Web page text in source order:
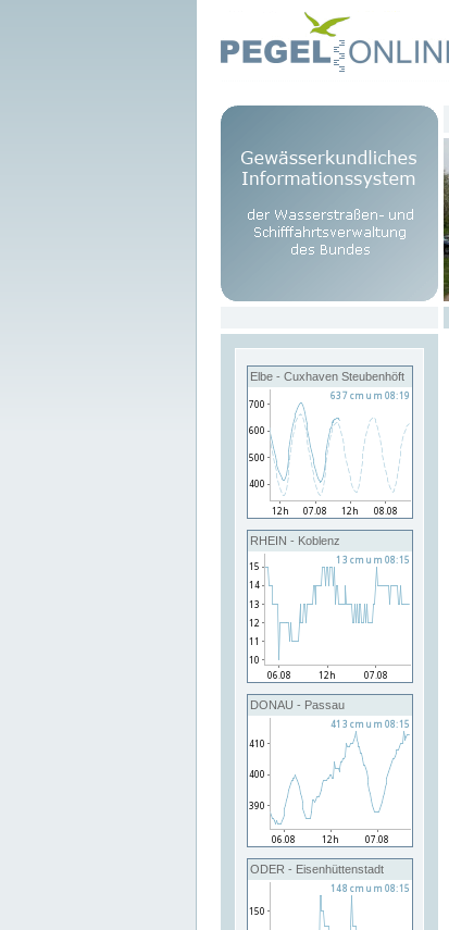
Elbe - Cuxhaven Steubenhöft
RHEIN - Koblenz
DONAU - Passau
ODER - Eisenhüttenstadt